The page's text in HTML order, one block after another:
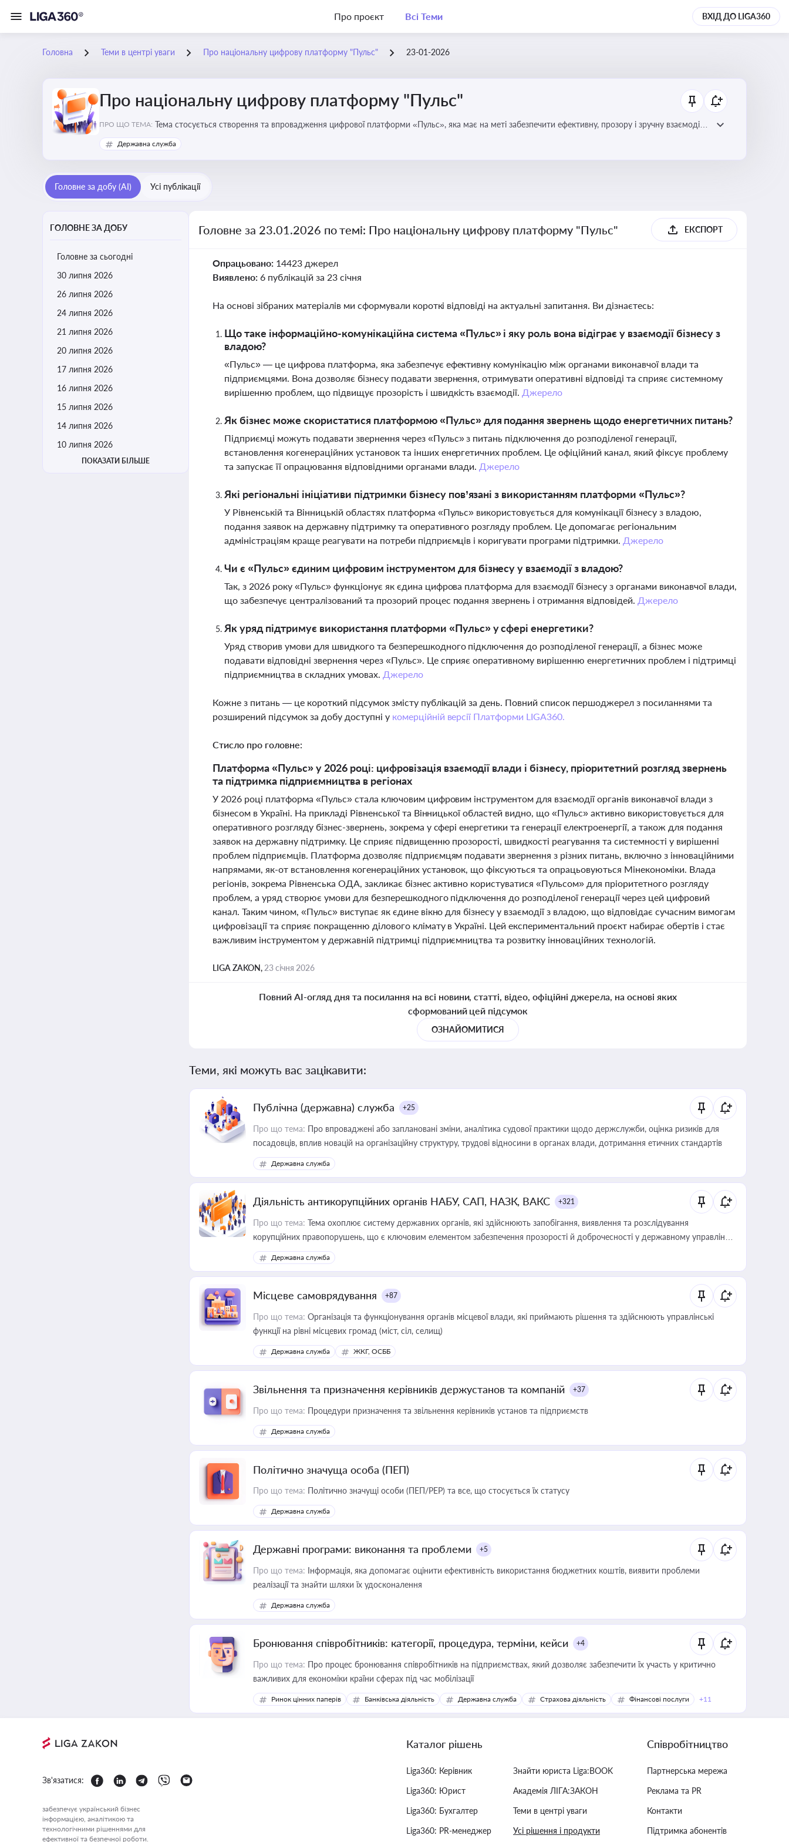
Про проєкт Всі Теми ВХІД ДО LIGA360
Головна Теми в центрі уваги Про національну цифрову платформу "Пульс" 23-01-2026
Про національну цифрову платформу "Пульс"
ПРО ЩО ТЕМА: Тема стосується створення та впровадження цифрової платформи «Пульс», яка має на меті забезпечити ефективну, прозору і зручну взаємодію
бізнесу з органами виконавчої влади
Державна служба
Головне за добу (AI) Усі публікації
ГОЛОВНЕ ЗА ДОБУ
Головне за сьогодні
30 липня 2026
26 липня 2026
24 липня 2026
21 липня 2026
20 липня 2026
17 липня 2026
16 липня 2026
15 липня 2026
14 липня 2026
10 липня 2026
ПОКАЗАТИ БІЛЬШЕ
Головне за 23.01.2026 по темі: Про національну цифрову платформу "Пульс" ЕКСПОРТ
Опрацьовано: 14423 джерел
Виявлено: 6 публікацій за 23 січня
На основі зібраних матеріалів ми сформували короткі відповіді на актуальні запитання. Ви дізнаєтесь:
Що таке інформаційно-комунікаційна система «Пульс» і яку роль вона відіграє у взаємодії бізнесу з
владою?
«Пульс» — це цифрова платформа, яка забезпечує ефективну комунікацію між органами виконавчої влади та
підприємцями. Вона дозволяє бізнесу подавати звернення, отримувати оперативні відповіді та сприяє системному
вирішенню проблем, що підвищує прозорість і швидкість взаємодії. Джерело
Як бізнес може скористатися платформою «Пульс» для подання звернень щодо енергетичних питань?
Підприємці можуть подавати звернення через «Пульс» з питань підключення до розподіленої генерації,
встановлення когенераційних установок та інших енергетичних проблем. Це офіційний канал, який фіксує проблему
та запускає її опрацювання відповідними органами влади. Джерело
Які регіональні ініціативи підтримки бізнесу пов’язані з використанням платформи «Пульс»?
У Рівненській та Вінницькій областях платформа «Пульс» використовується для комунікації бізнесу з владою,
подання заявок на державну підтримку та оперативного розгляду проблем. Це допомагає регіональним
адміністраціям краще реагувати на потреби підприємців і коригувати програми підтримки. Джерело
Чи є «Пульс» єдиним цифровим інструментом для бізнесу у взаємодії з владою?
Так, з 2026 року «Пульс» функціонує як єдина цифрова платформа для взаємодії бізнесу з органами виконавчої влади,
що забезпечує централізований та прозорий процес подання звернень і отримання відповідей. Джерело
Як уряд підтримує використання платформи «Пульс» у сфері енергетики?
Уряд створив умови для швидкого та безперешкодного підключення до розподіленої генерації, а бізнес може
подавати відповідні звернення через «Пульс». Це сприяє оперативному вирішенню енергетичних проблем і підтримці
підприємництва в складних умовах. Джерело
Кожне з питань — це короткий підсумок змісту публікацій за день. Повний список першоджерел з посиланнями та
розширений підсумок за добу доступні у комерційній версії Платформи LIGA360.
Стисло про головне:
Платформа «Пульс» у 2026 році: цифровізація взаємодії влади і бізнесу, пріоритетний розгляд звернень
та підтримка підприємництва в регіонах
У 2026 році платформа «Пульс» стала ключовим цифровим інструментом для взаємодії органів виконавчої влади з
бізнесом в Україні. На прикладі Рівненської та Вінницької областей видно, що «Пульс» активно використовується для
оперативного розгляду бізнес-звернень, зокрема у сфері енергетики та генерації електроенергії, а також для подання
заявок на державну підтримку. Це сприяє підвищенню прозорості, швидкості реагування та системності у вирішенні
проблем підприємців. Платформа дозволяє підприємцям подавати звернення з різних питань, включно з інноваційними
напрямами, як-от встановлення когенераційних установок, що фіксуються та опрацьовуються Мінекономіки. Влада
регіонів, зокрема Рівненська ОДА, закликає бізнес активно користуватися «Пульсом» для пріоритетного розгляду
проблем, а уряд створює умови для безперешкодного підключення до розподіленої генерації через цей цифровий
канал. Таким чином, «Пульс» виступає як єдине вікно для бізнесу у взаємодії з владою, що відповідає сучасним вимогам
цифровізації та сприяє покращенню ділового клімату в Україні. Цей експериментальний проєкт набирає обертів і стає
важливим інструментом у державній підтримці підприємництва та розвитку інноваційних технологій.
LIGA ZAKON, 23 січня 2026
Повний AI-огляд дня та посилання на всі новини, статті, відео, офіційні джерела, на основі яких
сформований цей підсумок
ОЗНАЙОМИТИСЯ
Теми, які можуть вас зацікавити:
Публічна (державна) служба +25
Про що тема: Про впроваджені або заплановані зміни, аналітика судової практики щодо держслужби, оцінка ризиків для
посадовців, вплив новацій на організаційну структуру, трудові відносини в органах влади, дотримання етичних стандартів
Державна служба
Діяльність антикорупційних органів НАБУ, САП, НАЗК, ВАКС +321
Про що тема: Тема охоплює систему державних органів, які здійснюють запобігання, виявлення та розслідування
корупційних правопорушень, що є ключовим елементом забезпечення прозорості й доброчесності у державному управлінні
та бізнесі
Державна служба
Місцеве самоврядування +87
Про що тема: Організація та функціонування органів місцевої влади, які приймають рішення та здійснюють управлінські
функції на рівні місцевих громад (міст, сіл, селищ)
Державна служба ЖКГ, ОСББ
Звільнення та призначення керівників держустанов та компаній +37
Про що тема: Процедури призначення та звільнення керівників установ та підприємств
Державна служба
Політично значуща особа (ПЕП)
Про що тема: Політично значущі особи (ПЕП/PEP) та все, що стосується їх статусу
Державна служба
Державні програми: виконання та проблеми +5
Про що тема: Інформація, яка допомагає оцінити ефективність використання бюджетних коштів, виявити проблеми
реалізації та знайти шляхи їх удосконалення
Державна служба
Бронювання співробітників: категорії, процедура, терміни, кейси +4
Про що тема: Про процес бронювання співробітників на підприємствах, який дозволяє забезпечити їх участь у критично
важливих для економіки країни сферах під час мобілізації
Ринок цінних паперів Банківська діяльність Державна служба Страхова діяльність Фінансові послуги +11
Зв'язатися:
забезпечує український бізнес
інформацією, аналітикою та
технологічними рішеннями для
ефективної та безпечної роботи.
Каталог рішень
Liga360: Керівник
Liga360: Юрист
Liga360: Бухгалтер
Liga360: PR-менеджер
Знайти юриста Liga:BOOK
Академія ЛІГА:ЗАКОН
Теми в центрі уваги
Усі рішення і продукти
Співробітництво
Партнерська мережа
Реклама та PR
Контакти
Підтримка абонентів